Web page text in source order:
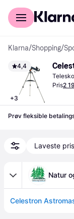
For kunder
Klarna/Shopping/
4,4
+3
Pris2
Prøv fleksible
Laveste pris
Natur